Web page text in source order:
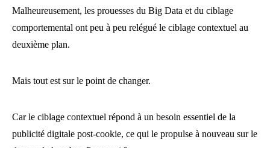
Malheureusement, les prouesses du Big Data et du ciblage
comportemental ont peu à peu relégué le ciblage contextuel au
deuxième plan.
Mais tout est sur le point de changer.
Car le ciblage contextuel répond à un besoin essentiel de la
publicité digitale post-cookie, ce qui le propulse à nouveau sur le